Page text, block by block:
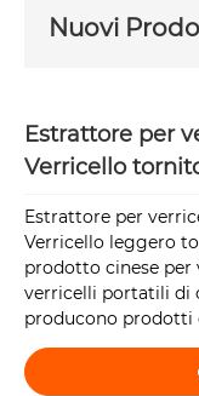
Nuovi
Estrattore per
Verricello
Estrattore per
Verricello leggero
prodotto cinese per
verricelli portatili di
producono prodotti